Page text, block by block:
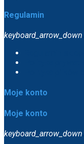
Regulamin
keyboard_arrow_down
Moje konto
Moje konto
keyboard_arrow_down